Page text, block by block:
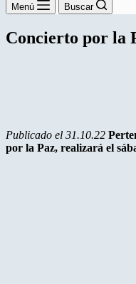
Menú Buscar
Concierto por la
Publicado el 31.10.22
por la Paz, realizará el